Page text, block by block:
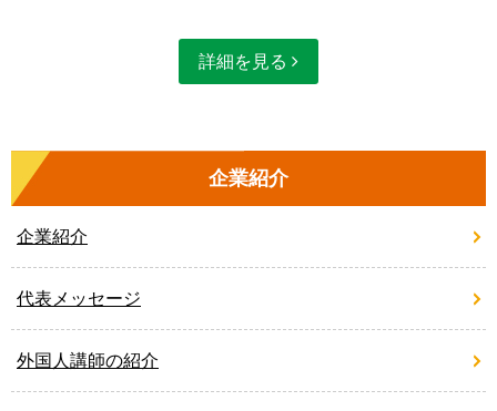
詳細を見る
企業紹介
企業紹介
代表メッセージ
外国人講師の紹介